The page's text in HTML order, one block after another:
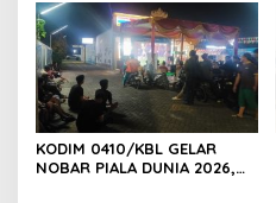
KODIM 0410/KBL GELAR
NOBAR PIALA DUNIA 2026,